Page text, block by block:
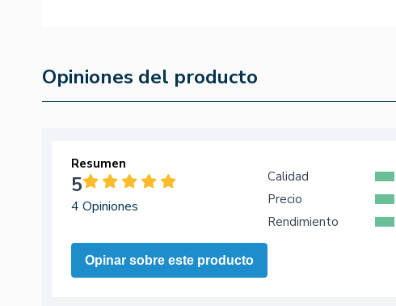
Opiniones del producto
Resumen
5
4 Opiniones
Opinar sobre este producto
Calidad
Precio
Rendimiento